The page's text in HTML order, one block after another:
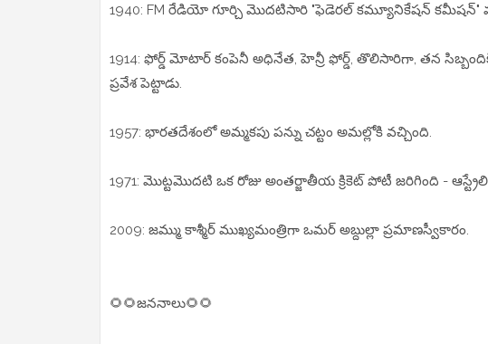
1940: FM రేడియో గూర్చి మొదటిసారి "ఫెడెరల్ కమ్యూనికేషన్ కమీషన్"
1914: ఫోర్డ్ మోటార్ కంపెనీ అధినేత, హెన్రీ ఫోర్డ్, తొలిసారిగా, తన
ప్రవేశ పెట్టాడు.
1957: భారతదేశంలో అమ్మకపు పన్ను చట్టం అమల్లోకి వచ్చింది.
1971: మొట్టమొదటి ఒక రోజు అంతర్జాతీయ క్రికెట్ పోటీ జరిగింది -
2009: జమ్ము కాశ్మీర్ ముఖ్యమంత్రిగా ఒమర్ అబ్దుల్లా ప్రమాణస్వీకారం.
🌻🌻జననాలు🌻🌻